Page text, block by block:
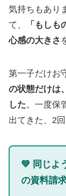
気持ちもあり
て、
「もし
心感の大きさ
第一子だけお
の状態だけは
した。一度保
出てきた、2
💚 同じよ
の資料請